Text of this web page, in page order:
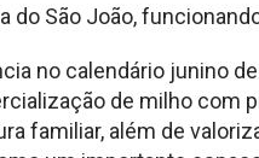
do São João,
no calendário junino
de milho com
familiar, além de